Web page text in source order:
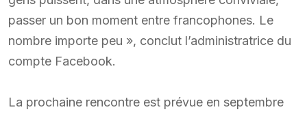
passer un bon moment entre francophones. Le
nombre importe peu », conclut l’administratrice du
compte Facebook.
La prochaine rencontre est prévue en septembre